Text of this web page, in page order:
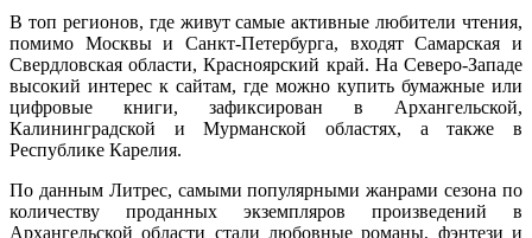
В топ регионов, где живут самые активные любители чтения,
помимо Москвы и Санкт-Петербурга, входят Самарская и
Свердловская области, Красноярский край. На Северо-Западе
высокий интерес к сайтам, где можно купить бумажные или
цифровые книги, зафиксирован в Архангельской,
Калининградской и Мурманской областях, а также в
Республике Карелия.
По данным Литрес, самыми популярными жанрами сезона по
количеству проданных экземпляров произведений в
Архангельской области стали любовные романы, фэнтези и